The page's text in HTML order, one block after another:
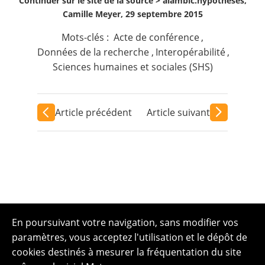
Camille Meyer, 29 septembre 2015
Mots-clés : Acte de conférence ,
Données de la recherche , Interopérabilité,
Sciences humaines et sociales (SHS)
Article précédent Article suivant
En poursuivant votre navigation, sans modifier vos
paramètres, vous acceptez l'utilisation et le dépôt de
cookies destinés à mesurer la fréquentation du site